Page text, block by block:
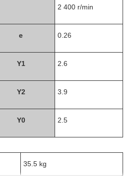
2 400 r/min
e 0.26
Y1 2.6
Y2 3.9
Y0 2.5
35.5 kg